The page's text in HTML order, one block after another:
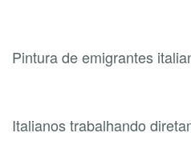
Pintura de emigrantes
Italianos trabalhando